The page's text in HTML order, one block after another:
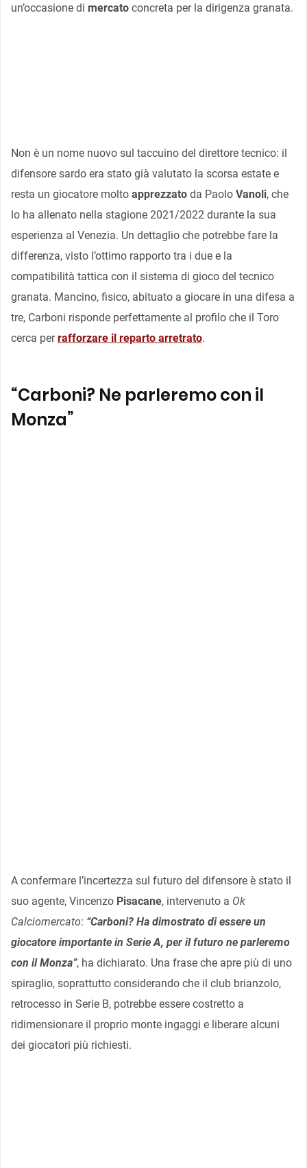
un’occasione di mercato concreta per la dirigenza granata.
Non è un nome nuovo sul taccuino del direttore tecnico: il
difensore sardo era stato già valutato la scorsa estate e
resta un giocatore molto apprezzato da Paolo Vanoli, che
lo ha allenato nella stagione 2021/2022 durante la sua
esperienza al Venezia. Un dettaglio che potrebbe fare la
differenza, visto l’ottimo rapporto tra i due e la
compatibilità tattica con il sistema di gioco del tecnico
granata. Mancino, fisico, abituato a giocare in una difesa a
tre, Carboni risponde perfettamente al profilo che il Toro
cerca perrafforzare il reparto arretrato.
“Carboni? Ne parleremo con il
Monza”
A confermare l’incertezza sul futuro del difensore è stato il
suo agente, Vincenzo Pisacane, intervenuto a Ok
Calciomercato: “Carboni? Ha dimostrato di essere un
giocatore importante in Serie A, per il futuro ne parleremo
con il Monza”, ha dichiarato. Una frase che apre più di uno
spiraglio, soprattutto considerando che il club brianzolo,
retrocesso in Serie B, potrebbe essere costretto a
ridimensionare il proprio monte ingaggi e liberare alcuni
dei giocatori più richiesti.